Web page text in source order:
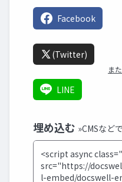
Facebook
(Twitter)
ま
LINE
埋め込む »CMSなど